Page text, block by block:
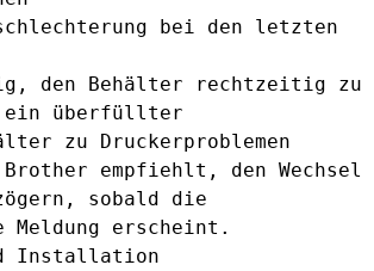
bei den letzten
den Behälter rechtzeitig zu
ein überfüllter
zu Druckerproblemen
empfiehlt, den Wechsel
sobald die
Meldung erscheint.
Installation